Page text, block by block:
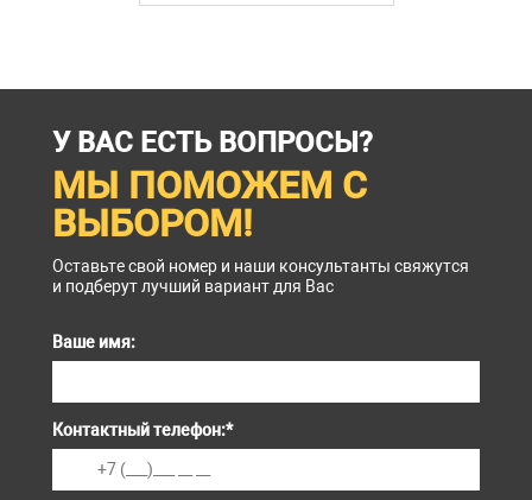
У ВАС ЕСТЬ ВОПРОСЫ?
МЫ ПОМОЖЕМ С
ВЫБОРОМ!
Оставьте свой номер и наши консультанты свяжутся
и подберут лучший вариант для Вас
Ваше имя:
Контактный телефон:*